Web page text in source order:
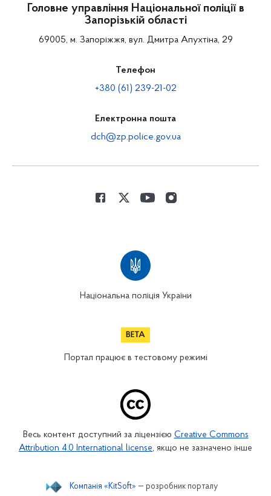
Головне управління Національної поліції в
Запорізькій області
69005, м. Запоріжжя, вул. Дмитра Апухтіна, 29
Телефон
+380 (61) 239-21-02
Електронна пошта
dch@zp.police.gov.ua
Національна поліція України
Портал працює в тестовому режимі
Весь контент доступний за ліцензією Creative Commons
Attribution 4.0 International license, якщо не зазначено інше
Компанія «KitSoft» — розробник порталу